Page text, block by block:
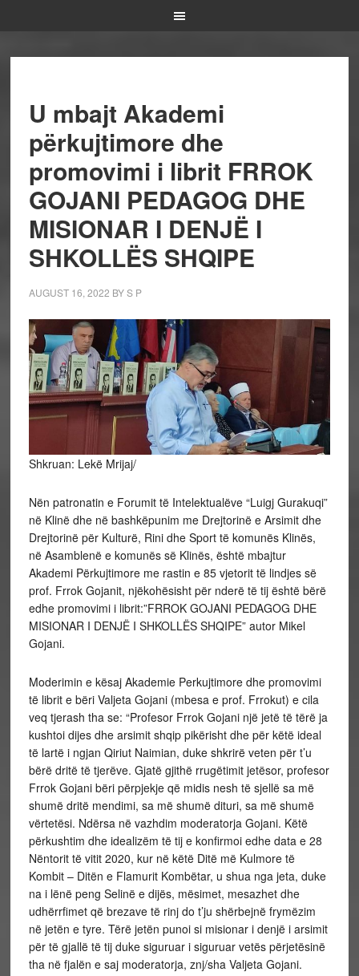
U mbajt Akademi
përkujtimore dhe
promovimi i librit FRROK
GOJANI PEDAGOG DHE
MISIONAR I DENJË I
SHKOLLËS SHQIPE
AUGUST 16, 2022 BYS P
Shkruan: Lekë Mrijaj/
Nën patronatin e Forumit të Intelektualëve “Luigj Gurakuqi”
në Klinë dhe në bashkëpunim me Drejtorinë e Arsimit dhe
Drejtorinë për Kulturë, Rini dhe Sport të komunës Klinës,
në Asamblenë e komunës së Klinës, është mbajtur
Akademi Përkujtimore me rastin e 85 vjetorit të lindjes së
prof. Frrok Gojanit, njëkohësisht për nderë të tij është bërë
edhe promovimi i librit:”FRROK GOJANI PEDAGOG DHE
MISIONAR I DENJË I SHKOLLËS SHQIPE” autor Mikel
Gojani.
Moderimin e kësaj Akademie Perkujtimore dhe promovimi
të librit e bëri Valjeta Gojani (mbesa e prof. Frrokut) e cila
veq tjerash tha se: “Profesor Frrok Gojani një jetë të tërë ja
kushtoi dijes dhe arsimit shqip pikërisht dhe për këtë ideal
të lartë i ngjan Qiriut Naimian, duke shkrirë veten për t’u
bërë dritë të tjerëve. Gjatë gjithë rrugëtimit jetësor, profesor
Frrok Gojani bëri përpjekje që midis nesh të sjellë sa më
shumë dritë mendimi, sa më shumë dituri, sa më shumë
vërtetësi. Ndërsa në vazhdim moderatorja Gojani. Këtë
përkushtim dhe idealizëm të tij e konfirmoi edhe data e 28
Nëntorit të vitit 2020, kur në këtë Ditë më Kulmore të
Kombit – Ditën e Flamurit Kombëtar, u shua nga jeta, duke
na i lënë peng Selinë e dijës, mësimet, mesazhet dhe
udhërrfimet që brezave të rinj do t’ju shërbejnë frymëzim
në jetën e tyre. Tërë jetën punoi si misionar i denjë i arsimit
për të gjallë të tij duke siguruar i siguruar vetës përjetësinë
tha në fjalën e saj moderatorja, znj/sha Valjeta Gojani.